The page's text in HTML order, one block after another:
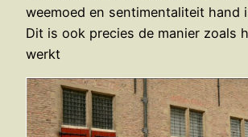
weemoed en sentimentaliteit hand
Dit is ook precies de manier zoals
werkt